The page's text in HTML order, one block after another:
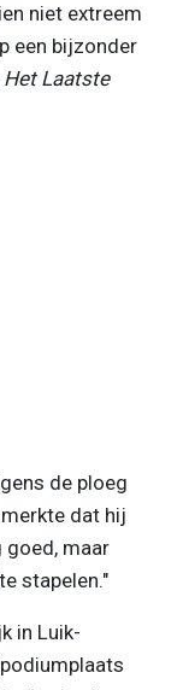
niet extreem
een bijzonder
Het Laatste
de ploeg
dat hij
goed, maar
stapelen."
in Luik-